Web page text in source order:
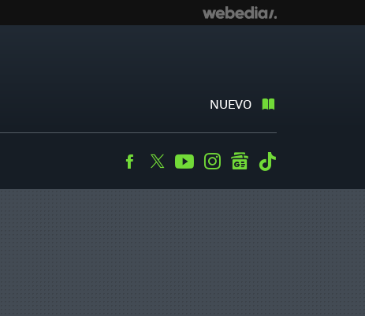
NUEVO
Facebook
TwitterYoutubeInstagramgooglenews